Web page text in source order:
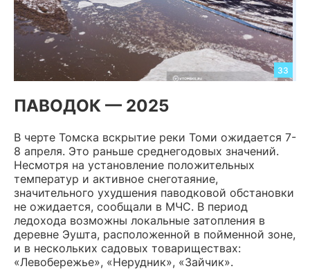
33
ПАВОДОК — 2025
В черте Томска вскрытие реки Томи ожидается 7-
8 апреля. Это раньше среднегодовых значений.
Несмотря на установление положительных
температур и активное снеготаяние,
значительного ухудшения паводковой обстановки
не ожидается, сообщали в МЧС. В период
ледохода возможны локальные затопления в
деревне Эушта, расположенной в пойменной зоне,
и в нескольких садовых товариществах:
«Левобережье», «Нерудник», «Зайчик».